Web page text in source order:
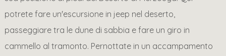
potrete fare un'escursione in jeep nel deserto,
passeggiare tra le dune di sabbia e fare un giro in
cammello al tramonto. Pernottate in un accampamento